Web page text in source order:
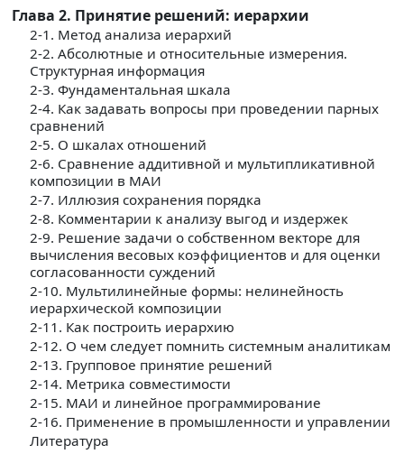
Глава 2. Принятие решений: иерархии
2-1. Метод анализа иерархий
2-2. Абсолютные и относительные измерения.
Структурная информация
2-3. Фундаментальная шкала
2-4. Как задавать вопросы при проведении парных
сравнений
2-5. О шкалах отношений
2-6. Сравнение аддитивной и мультипликативной
композиции в МАИ
2-7. Иллюзия сохранения порядка
2-8. Комментарии к анализу выгод и издержек
2-9. Решение задачи о собственном векторе для
вычисления весовых коэффициентов и для оценки
согласованности суждений
2-10. Мультилинейные формы: нелинейность
иерархической композиции
2-11. Как построить иерархию
2-12. О чем следует помнить системным аналитикам
2-13. Групповое принятие решений
2-14. Метрика совместимости
2-15. МАИ и линейное программирование
2-16. Применение в промышленности и управлении
Литература